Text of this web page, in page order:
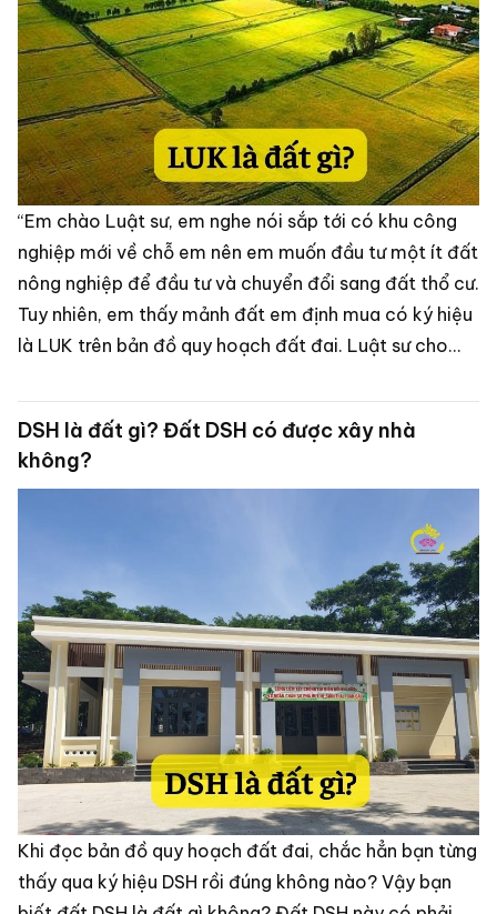
“Em chào Luật sư, em nghe nói sắp tới có khu công
nghiệp mới về chỗ em nên em muốn đầu tư một ít đất
nông nghiệp để đầu tư và chuyển đổi sang đất thổ cư.
Tuy nhiên, em thấy mảnh đất em định mua có ký hiệu
là LUK trên bản đồ quy hoạch đất đai. Luật sư cho
được không ạ? Em cảm ơn Luật sư”.
DSH là đất gì? Đất DSH có được xây nhà
không?
Khi đọc bản đồ quy hoạch đất đai, chắc hẳn bạn từng
thấy qua ký hiệu DSH rồi đúng không nào? Vậy bạn